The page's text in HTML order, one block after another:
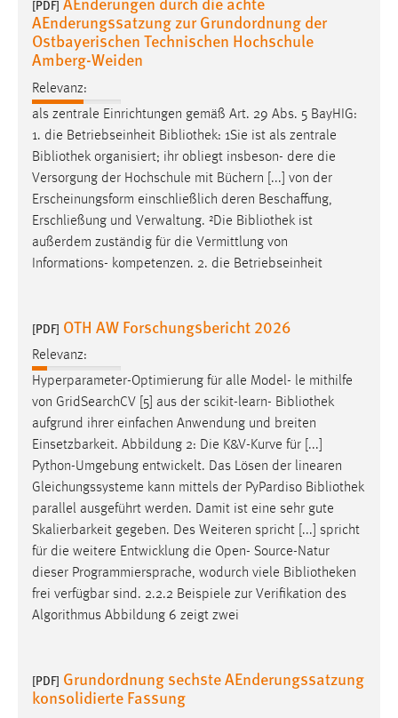
[PDF]
AEnderungssatzung zur Grundordnung der
Ostbayerischen Technischen Hochschule
Amberg-Weiden
Relevanz:
als zentrale Einrichtungen gemäß Art. 29 Abs. 5 BayHIG:
1. die Betriebseinheit Bibliothek: 1Sie ist als zentrale
Bibliothek organisiert; ihr obliegt insbeson- dere die
Versorgung der Hochschule mit Büchern [...] von der
Erscheinungsform einschließlich deren Beschaffung,
Erschließung und Verwaltung. ²Die Bibliothek ist
außerdem zuständig für die Vermittlung von
Informations- kompetenzen. 2. die Betriebseinheit
[PDF] OTH AW Forschungsbericht 2026
Relevanz:
Hyperparameter-Optimierung für alle Model- le mithilfe
von GridSearchCV [5] aus der scikit-learn- Bibliothek
aufgrund ihrer einfachen Anwendung und breiten
Einsetzbarkeit. Abbildung 2: Die K&V-Kurve für [...]
Python-Umgebung entwickelt. Das Lösen der linearen
Gleichungssysteme kann mittels der PyPardiso Bibliothek
parallel ausgeführt werden. Damit ist eine sehr gute
Skalierbarkeit gegeben. Des Weiteren spricht [...] spricht
für die weitere Entwicklung die Open- Source-Natur
dieser Programmiersprache, wodurch viele Bibliotheken
frei verfügbar sind. 2.2.2 Beispiele zur Verifikation des
Algorithmus Abbildung 6 zeigt zwei
[PDF] Grundordnung sechste AEnderungssatzung
konsolidierte Fassung
Conversion-Tracking
Cookie Laufzeit:
3 Monate
Facebook Pixel
Name:
_fbp
Anbieter:
Facebook
Zweck:
3 Monate
EXTERNE MEDIEN
Um Inhalte von Videoplattformen und Social Media
Plattformen anzeigen zu können, werden von diesen
externen Medien Cookies gesetzt.
YouTube
Vimeo